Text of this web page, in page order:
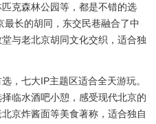
克森林公园等，都是不错的选
长的胡同，东交民巷融合了中
与老北京胡同文化交织，适合独
，七大IP主题区适合全天游玩。
临水酒吧小憩，感受现代北京的
京炸酱面等美食著称，适合独自